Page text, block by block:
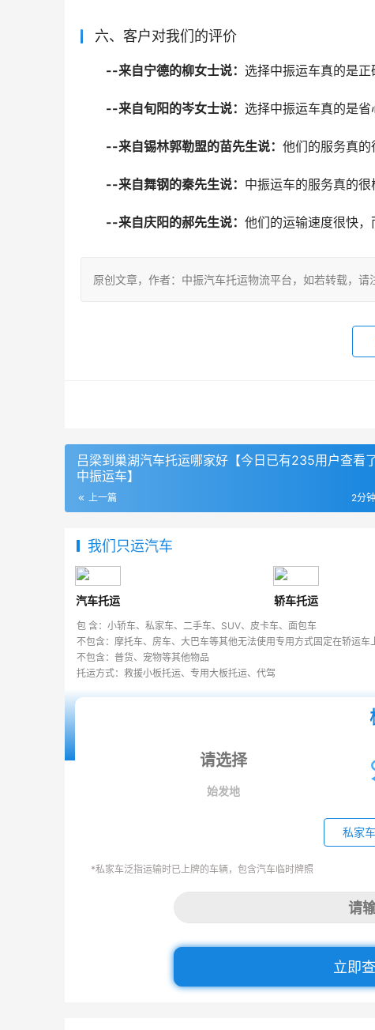
六、客户对我们的评价
--来自宁德的柳女士说： 选择中振运车真的是正
--来自旬阳的岑女士说： 选择中振运车真的是省
--来自锡林郭勒盟的苗先生说： 他们的服务真的
--来自舞钢的秦先生说： 中振运车的服务真的很
--来自庆阳的郝先生说： 他们的运输速度很快，
原创文章，作者：中振汽车托运物流平台，如若转载
吕梁到巢湖汽车托运哪家好【今日已有235用户查看
中振运车】
上一篇 2分
我们只运汽车
汽车托运 轿车托运
包 含：小轿车、私家车、二手车、SUV、皮卡车、面包车
不包含：摩托车、房车、大巴车等其他无法使用专用方式固定在轿运车
不包含：普货、宠物等其他物品
托运方式：救援小板托运、专用大板托运、代驾
始发地
私家车
*私家车泛指运输时已上牌的车辆，包含汽车临时牌照
立即